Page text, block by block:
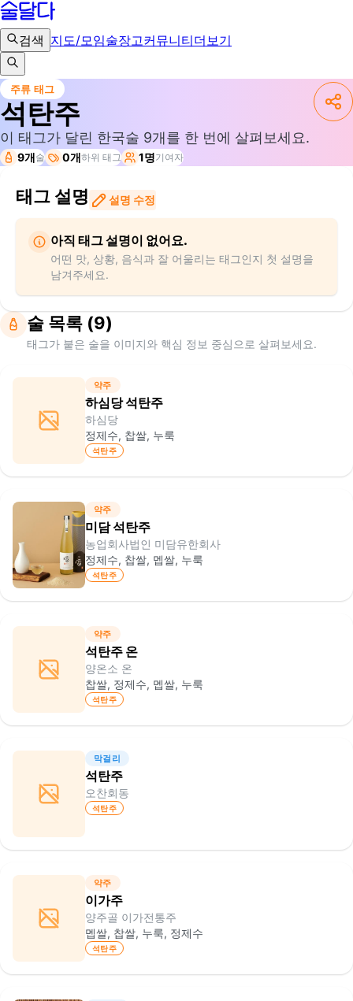
검색 지도/모임술장고커뮤니티더보기
주류 태그
석탄주
이 태그가 달린 한국술 9개를 한 번에 살펴보세요.
9개술 0개하위 태그 1명기여자
태그 설명 설명 수정
아직 태그 설명이 없어요.
어떤 맛, 상황, 음식과 잘 어울리는 태그인지 첫 설명을
남겨주세요.
술 목록 (9)
태그가 붙은 술을 이미지와 핵심 정보 중심으로 살펴보세요.
약주
하심당 석탄주
하심당
정제수, 찹쌀, 누룩
석탄주
약주
미담 석탄주
농업회사법인 미담유한회사
정제수, 찹쌀, 멥쌀, 누룩
석탄주
약주
석탄주 온
양온소 온
찹쌀, 정제수, 멥쌀, 누룩
석탄주
막걸리
석탄주
오찬회동
석탄주
약주
이가주
양주골 이가전통주
멥쌀, 찹쌀, 누룩, 정제수
석탄주